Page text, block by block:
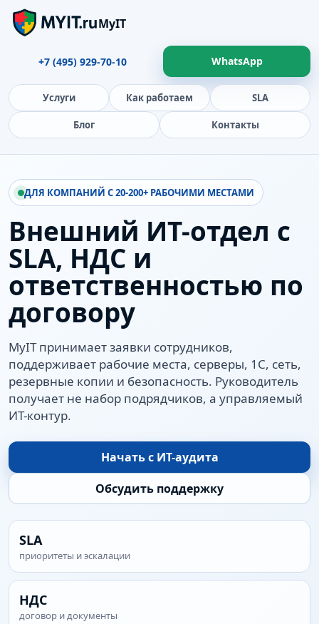
MyIT
Услуги Как работаем SLA
Блог Контакты
+7 (495) 929-70-10 WhatsApp
ДЛЯ КОМПАНИЙ С 20-200+ РАБОЧИМИ МЕСТАМИ
Внешний ИТ-отдел с
SLA, НДС и
ответственностью по
договору
MyIT принимает заявки сотрудников,
поддерживает рабочие места, серверы, 1С, сеть,
резервные копии и безопасность. Руководитель
получает не набор подрядчиков, а управляемый
ИТ-контур.
Начать с ИТ-аудита
Обсудить поддержку
SLA
приоритеты и эскалации
НДС
договор и документы